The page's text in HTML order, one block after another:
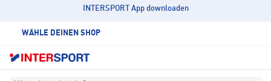
INTERSPORT App downloaden
WÄHLE DEINEN SHOP